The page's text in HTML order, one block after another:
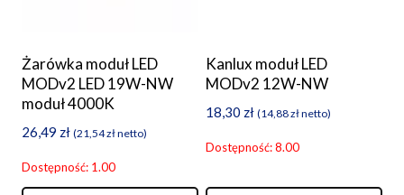
Żarówka moduł LED
MODv2 LED 19W-NW
moduł 4000K
26,49 zł (21,54złnetto)
Dostępność: 1.00
Kanlux moduł LED
MODv2 12W-NW
18,30 zł (14,88złnetto)
Dostępność: 8.00